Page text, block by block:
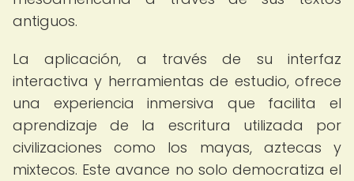
antiguos.
La aplicación, a través de su interfaz
interactiva y herramientas de estudio, ofrece
una experiencia inmersiva que facilita el
aprendizaje de la escritura utilizada por
civilizaciones como los mayas, aztecas y
mixtecos. Este avance no solo democratiza el